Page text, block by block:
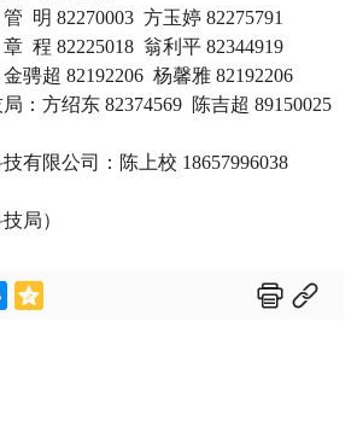
明 82270003方玉婷 82275791
章 程 82225018翁利平 82344919
骋超 82192206杨馨雅 82192206
：方绍东 82374569 陈吉超 89150025
有限公司：陈上校 18657996038
局）
  